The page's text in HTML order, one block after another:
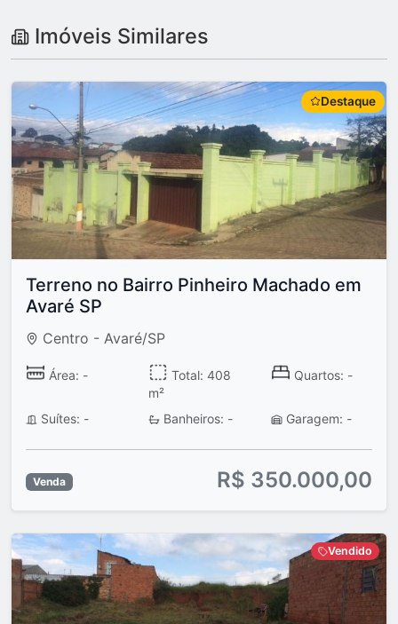
Imóveis Similares
Destaque
Terreno no Bairro Pinheiro Machado em
Avaré SP
Centro - Avaré/SP
Área: -
Total: 408
m²
Quartos: -
Suítes: - Banheiros: - Garagem: -
Venda R$ 350.000,00
Vendido